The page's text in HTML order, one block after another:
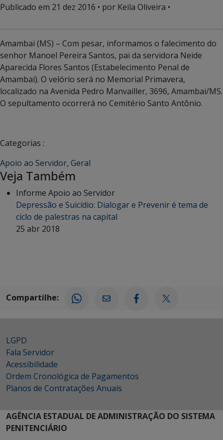
Publicado em 21 dez 2016 • por Keila Oliveira •
Amambai (MS) – Com pesar, informamos o falecimento do
senhor Manoel Pereira Santos, pai da servidora Neide
Aparecida Flores Santos (Estabelecimento Penal de
Amambai). O velório será no Memorial Primavera,
localizado na Avenida Pedro Manvailler, 3696, Amambai/MS.
O sepultamento ocorrerá no Cemitério Santo Antônio.
Categorias :
Apoio ao Servidor, Geral
Veja Também
Informe Apoio ao Servidor
Depressão e Suicídio: Dialogar e Prevenir é tema de
ciclo de palestras na capital
25 abr 2018
Compartilhe:
LGPD
Fala Servidor
Acessibilidade
Ordem Cronológica de Pagamentos
Planos de Contratações Anuais
AGÊNCIA ESTADUAL DE ADMINISTRAÇÃO DO SISTEMA
PENITENCIÁRIO